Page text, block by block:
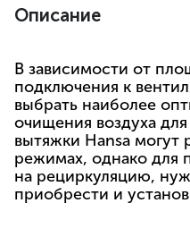
Описание
В зависимости от
подключения к
выбрать наиболее
очищения воздуха
вытяжки Hansa могут
режимах, однако для
на рециркуляцию,
приобрести и